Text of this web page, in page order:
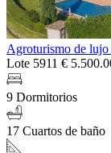
Agroturismo de lujo
Lote 5911 €
9 Dormitorios
17 Cuartos de baño